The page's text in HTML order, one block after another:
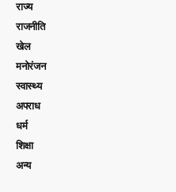
राज्य
राजनीति
खेल
मनोरंजन
स्वास्थ्य
अपराध
धर्म
शिक्षा
अन्य